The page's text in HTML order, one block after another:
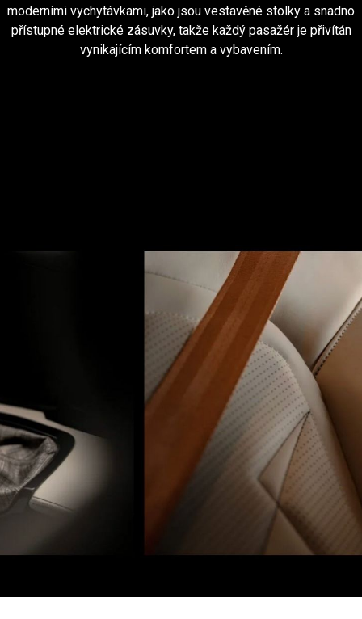
moderními vychytávkami, jako jsou vestavěné stolky a snadno
přístupné elektrické zásuvky, takže každý pasažér je přivítán
vynikajícím komfortem a vybavením.